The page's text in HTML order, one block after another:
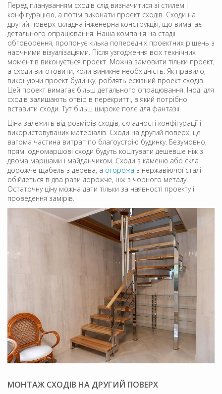
Перед плануванням сходів слід визначитися зі стилем і
конфігурацією, а потім виконати проект сходів. Сходи на
другий поверх складна інженерна конструкція, що вимагає
детального опрацювання. Наша компанія на стадії
обговорення, пропонує кілька попередніх проектних рішень з
наочними візуалізаціями. Після узгодження всіх технічних
моментів виконується проект. Можна замовити тільки проект,
а сходи виготовити, коли виникне необхідність. Як правило,
виконуючи проект будинку, роблять ескізний проект сходів.
Цей проект вимагає більш детального опрацювання. Іноді для
сходів залишають отвір в перекритті, в який потрібно
вставити сходи. Тут більш широке поле для фантазії.
Ціна залежить від розмірів сходів, складності конфігурації і
використовуваних матеріалів. Сходи на другий поверх, це
вагома частина витрат по благоустрію будинку. Безумовно,
прямі одномаршові сходи будуть коштувати дешевше ніж з
двома маршами і майданчиком. Сходи з каменю або скла
дорожче щабель з дерева, а огорожа з нержавіючої сталі
обійдеться в два рази дорожче, ніж з чорного металу.
Остаточну ціну можна дати тільки за наявності проекту і
проведення замірів.
МОНТАЖ СХОДІВ НА ДРУГИЙ ПОВЕРХ